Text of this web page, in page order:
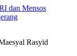
dan Mensos
Rasyid